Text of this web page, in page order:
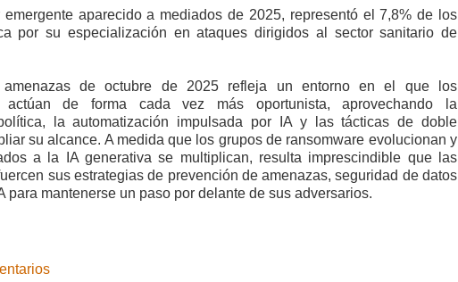
aparecido a mediados de 2025, representó el 7,8% de los
por su especialización en ataques dirigidos al sector sanitario de
amenazas de octubre de 2025 refleja un entorno en el que los
actúan de forma cada vez más oportunista, aprovechando la
la automatización impulsada por IA y las tácticas de doble
su alcance. A medida que los grupos de ransomware evolucionan y
a la IA generativa se multiplican, resulta imprescindible que las
sus estrategias de prevención de amenazas, seguridad de datos
para mantenerse un paso por delante de sus adversarios.